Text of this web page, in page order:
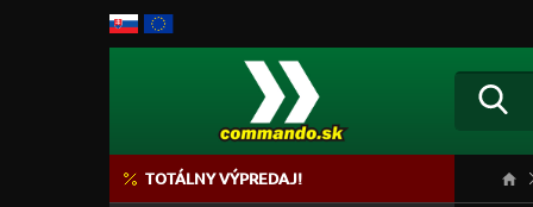
TOTÁLNY VÝPREDAJ!